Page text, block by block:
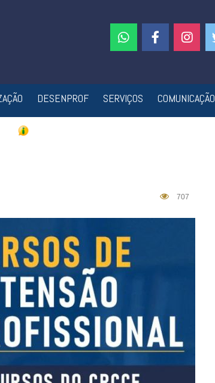
DESENPROF SERVIÇOS COMUNICAÇÃO
707